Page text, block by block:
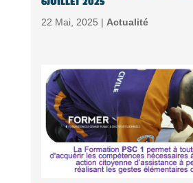
22 Mai, 2025 | Actualité